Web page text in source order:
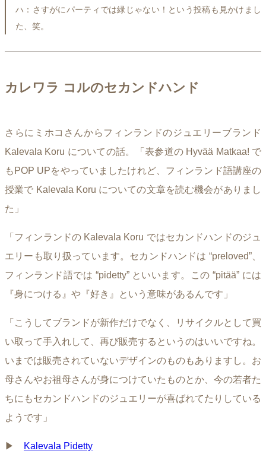
ハ：さすがにパーティでは緑じゃない！という投稿も見かけまし
た、笑。
カレワラ コルのセカンドハンド
さらにミホコさんからフィンランドのジュエリーブランド
Kalevala Koru についての話。「表参道の Hyvää Matkaa! で
もPOP UPをやっていましたけれど、フィンランド語講座の
授業で Kalevala Koru についての文章を読む機会がありまし
た」
「フィンランドの Kalevala Koru ではセカンドハンドのジュ
エリーも取り扱っています。セカンドハンドは “preloved”、
フィンランド語では “pidetty” といいます。この “pitää” には
『身につける』や『好き』という意味があるんです」
「こうしてブランドが新作だけでなく、リサイクルとして買
い取って手入れして、再び販売するというのはいいですね。
いまでは販売されていないデザインのものもありますし。お
母さんやお祖母さんが身につけていたものとか、今の若者た
ちにもセカンドハンドのジュエリーが喜ばれてたりしている
ようです」
▶︎ Kalevala Pidetty